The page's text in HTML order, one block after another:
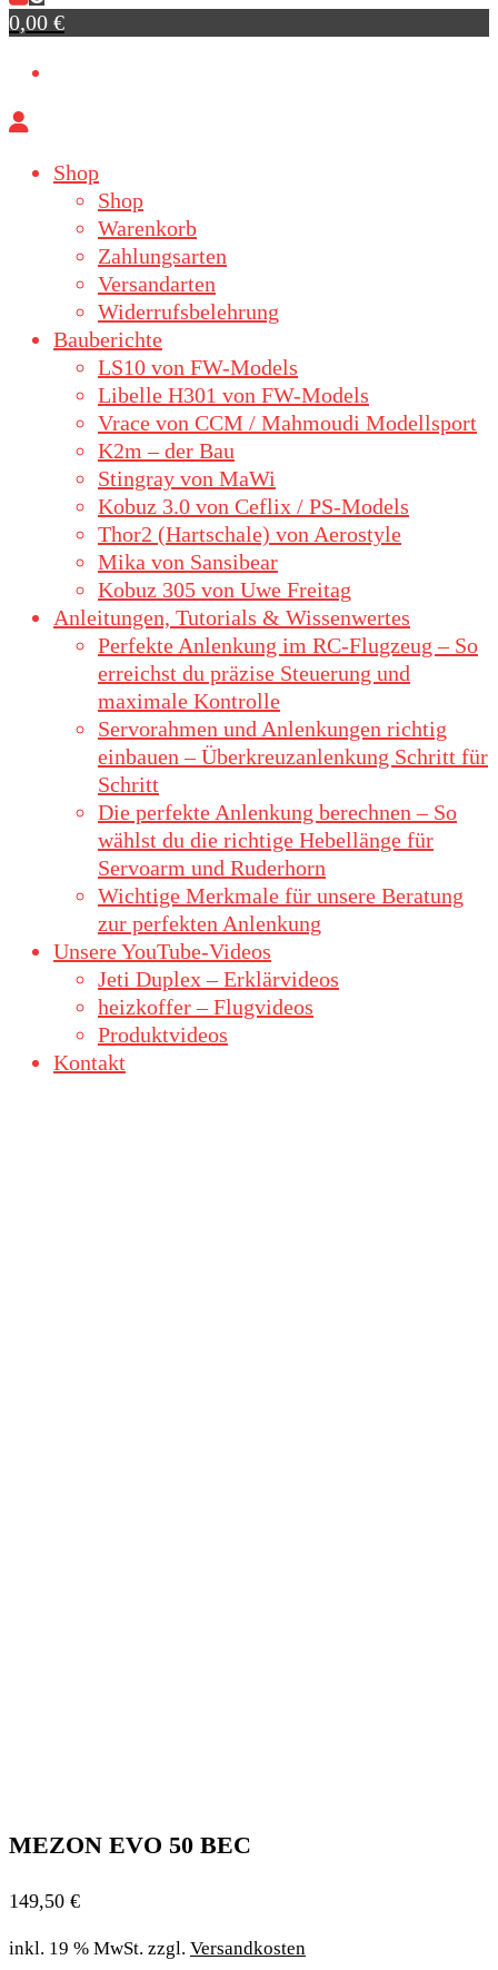
0,00 €
Shop
Shop
Warenkorb
Zahlungsarten
Versandarten
Widerrufsbelehrung
Bauberichte
LS10 von FW-Models
Libelle H301 von FW-Models
Vrace von CCM / Mahmoudi Modellsport
K2m – der Bau
Stingray von MaWi
Kobuz 3.0 von Ceflix / PS-Models
Thor2 (Hartschale) von Aerostyle
Mika von Sansibear
Kobuz 305 von Uwe Freitag
Anleitungen, Tutorials & Wissenwertes
Perfekte Anlenkung im RC-Flugzeug – So
erreichst du präzise Steuerung und
maximale Kontrolle
Servorahmen und Anlenkungen richtig
einbauen – Überkreuzanlenkung Schritt für
Schritt
Die perfekte Anlenkung berechnen – So
wählst du die richtige Hebellänge für
Servoarm und Ruderhorn
Wichtige Merkmale für unsere Beratung
zur perfekten Anlenkung
Unsere YouTube-Videos
Jeti Duplex – Erklärvideos
heizkoffer – Flugvideos
Produktvideos
Kontakt
MEZON EVO 50 BEC
149,50 €
inkl. 19 % MwSt. zzgl. Versandkosten